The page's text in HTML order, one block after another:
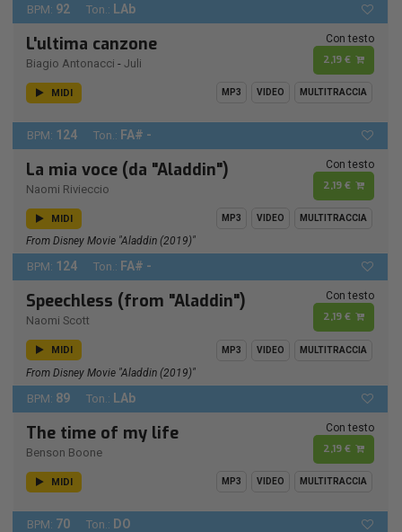
BPM: 92 Ton.: LAb
L'ultima canzone
Biagio Antonacci - Juli
Con testo
2,19 €
MIDI MP3 VIDEO MULTITRACCIA
BPM: 124 Ton.: FA# -
La mia voce (da "Aladdin")
Naomi Rivieccio
Con testo
2,19 €
MIDI MP3 VIDEO MULTITRACCIA
From Disney Movie "Aladdin (2019)"
BPM: 124 Ton.: FA# -
Speechless (from "Aladdin")
Naomi Scott
Con testo
2,19 €
MIDI MP3 VIDEO MULTITRACCIA
From Disney Movie "Aladdin (2019)"
BPM: 89 Ton.: LAb
The time of my life
Benson Boone
Con testo
2,19 €
MIDI MP3 VIDEO MULTITRACCIA
BPM: 70 Ton.: DO